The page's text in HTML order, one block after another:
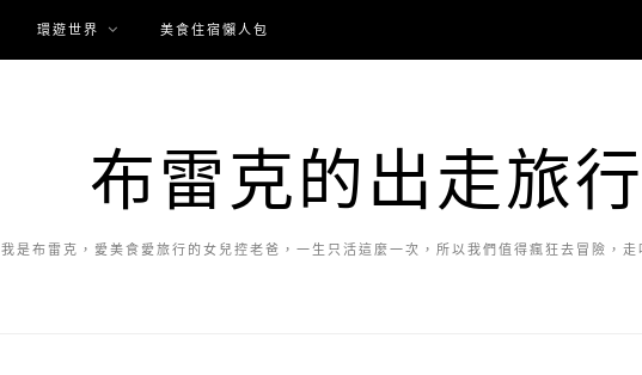
環遊世界 美食住宿懶人包
布雷克的出走旅
我是布雷克，愛美食愛旅行的女兒控老爸，一生只活這麼一次，所以我們值得瘋狂去冒險，走